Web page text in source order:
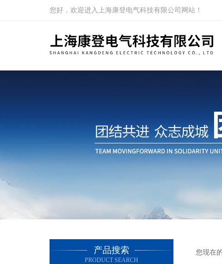
您好，欢迎进入上海康登电气科技有限公司网站！
产品搜索
PRODUCT SEARCH
您现在